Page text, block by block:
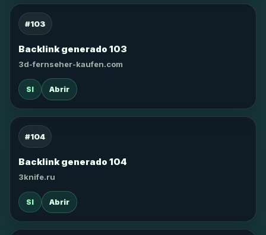
#103
Backlink generado 103
3d-fernseher-kaufen.com
SI Abrir
#104
Backlink generado 104
3knife.ru
SI Abrir